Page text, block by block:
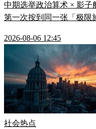
中期选举政治算术 × 影子
第一次按到同一张「极限
2026-08-06 12:45
社会热点